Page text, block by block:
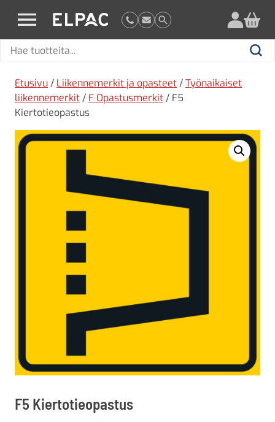
elpac.fi
Hae
Hae
Etusivu / Liikennemerkit ja opasteet /Työnaikaiset
liikennemerkit / F Opastusmerkit / F5
Kiertotieopastus
F5 Kiertotieopastus